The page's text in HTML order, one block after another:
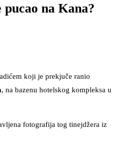
na Kana?
koji je prekjuče ranio
, na bazenu hotelskog kompleksa u
fotografija tog tinejdžera iz